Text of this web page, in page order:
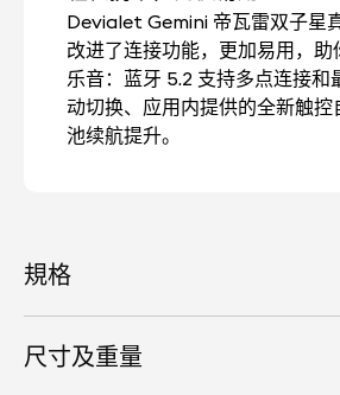
Devialet Gemini 帝瓦雷双子星
改进了连接功能，更加易用，
乐音：蓝牙 5.2 支持多点连接和
动切换、应用内提供的全新触控
池续航提升。
規格
音響驅動器
尺寸及重量